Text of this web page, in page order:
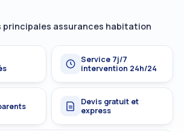
principales assurances habitation
Service 7j/7
intervention 24h/24
Devis gratuit et
express